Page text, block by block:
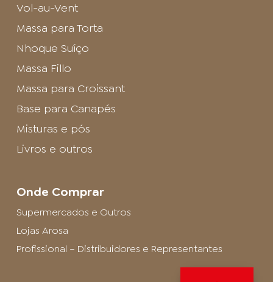
Vol-au-Vent
Massa para Torta
Nhoque Suíço
Massa Fillo
Massa para Croissant
Base para Canapés
Misturas e pós
Livros e outros
Onde Comprar
Supermercados e Outros
Lojas Arosa
Profissional – Distribuidores e Representantes